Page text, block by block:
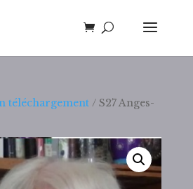
téléchargement/ S27 Anges-